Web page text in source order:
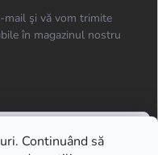
Continuând să
mail şi vă vom trimite
în magazinul nostru